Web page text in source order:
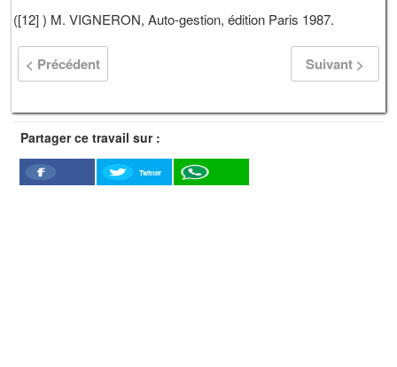
([12] ) M. VIGNERON, Auto-gestion, édition Paris 1987.
< Précédent Suivant >
Partager ce travail sur :
Facebook
Twitter